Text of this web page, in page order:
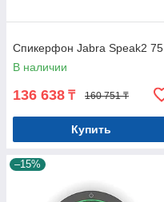
Спикерфон Jabra Speak2 75
В наличии
136 638 ₸ 160 751 ₸
Купить
–15%